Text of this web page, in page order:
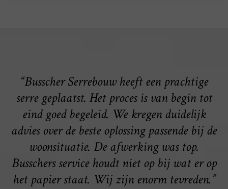
“Busscher Serrebouw heeft een prachtige
serre geplaatst. Het proces is van begin tot
eind goed begeleid. We kregen duidelijk
advies over de beste oplossing passende bij de
woonsituatie. De afwerking was top.
Busschers service houdt niet op bij wat er op
het papier staat. Wij zijn enorm tevreden.”